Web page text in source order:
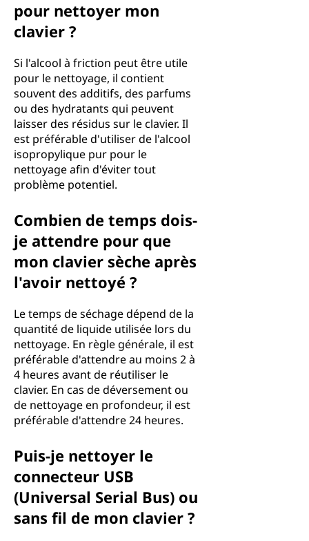
pour nettoyer mon
clavier ?
Si l'alcool à friction peut être utile
pour le nettoyage, il contient
souvent des additifs, des parfums
ou des hydratants qui peuvent
laisser des résidus sur le clavier. Il
est préférable d'utiliser de l'alcool
isopropylique pur pour le
nettoyage afin d'éviter tout
problème potentiel.
Combien de temps dois-
je attendre pour que
mon clavier sèche après
l'avoir nettoyé ?
Le temps de séchage dépend de la
quantité de liquide utilisée lors du
nettoyage. En règle générale, il est
préférable d'attendre au moins 2 à
4 heures avant de réutiliser le
clavier. En cas de déversement ou
de nettoyage en profondeur, il est
préférable d'attendre 24 heures.
Puis-je nettoyer le
connecteur USB
(Universal Serial Bus) ou
sans fil de mon clavier ?